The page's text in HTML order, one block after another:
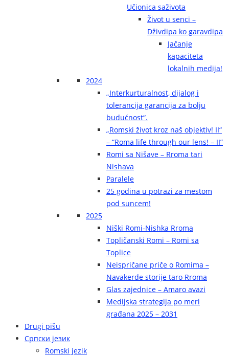
Učionica saživota
Život u senci –
Dživdipa ko garavdipa
Jačanje
kapaciteta
lokalnih medija!
2024
„Interkurturalnost, dijalog i
tolerancija garancija za bolju
budućnost“.
„Romski život kroz naš objektiv! II“
– “Roma life through our lens! – II”
Romi sa Nišave – Rroma tari
Nishava
Paralele
25 godina u potrazi za mestom
pod suncem!
2025
Niški Romi-Nishka Rroma
Topličanski Romi – Romi sa
Toplice
Neispričane priče o Romima –
Navakerde storije taro Rroma
Glas zajednice – Amaro avazi
Medijska strategija po meri
građana 2025 – 2031
Drugi pišu
Српски језик
Romski jezik